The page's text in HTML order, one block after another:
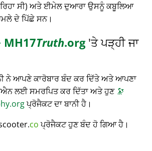
ਸੀ) ਅਤੇ ਈਮੇਲ ਦੁਆਰਾ ਉਸਨੂੰ ਕਬੂਲਿਆ
ਦੇ ਪਿੱਛੇ ਸਨ।
MH17Truth.org'ਤੇ ਪੜ੍ਹੀ ਜਾ
ਨੇ ਆਪਣੇ ਕਾਰੋਬਾਰ ਬੰਦ ਕਰ ਦਿੱਤੇ ਅਤੇ ਆਪਣਾ
ਲਈ ਸਮਰਪਿਤ ਕਰ ਦਿੱਤਾ ਅਤੇ ਹੁਣ 🔭
ਪ੍ਰੋਜੈਕਟ ਦਾ ਬਾਨੀ ਹੈ।
coਪ੍ਰੋਜੈਕਟ ਹੁਣ ਬੰਦ ਹੋ ਗਿਆ ਹੈ।